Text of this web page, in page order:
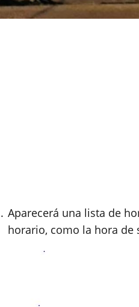
Aparecerá una lista de
horario, como la hora de